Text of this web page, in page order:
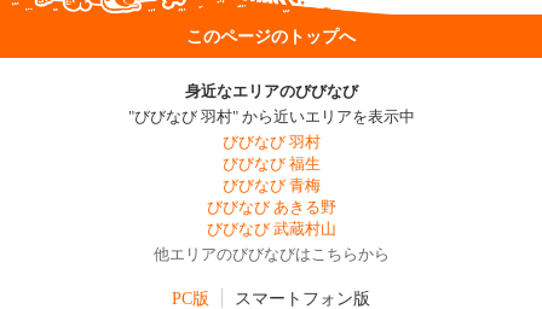
このページのトップへ
身近なエリアのびびなび
"びびなび 羽村" から近いエリアを表示中
びびなび 羽村
びびなび 福生
びびなび 青梅
びびなび あきる野
びびなび 武蔵村山
他エリアのびびなびはこちらから
PC版 スマートフォン版